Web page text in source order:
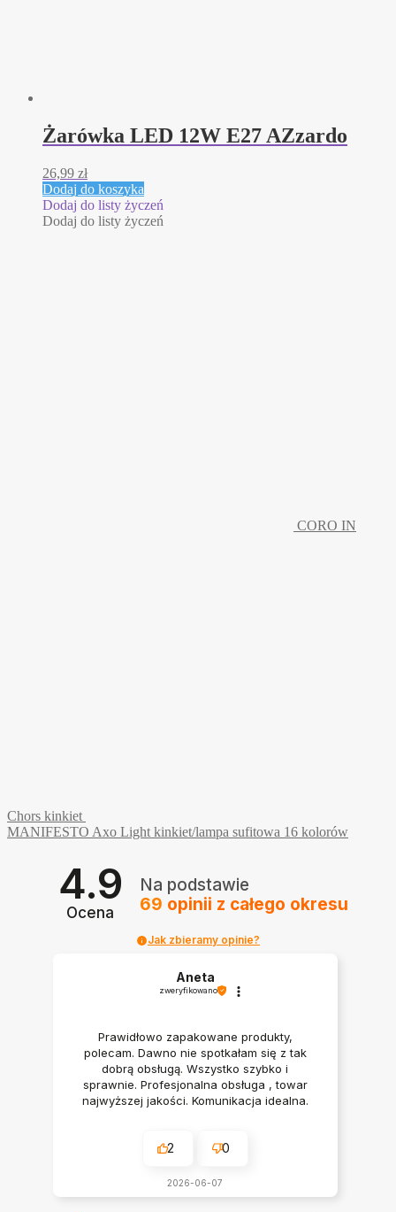
Żarówka LED 12W E27 AZzardo
26,99 zł
Dodaj do koszyka
Dodaj do listy życzeń
Dodaj do listy życzeń
CORO IN
Chors kinkiet
MANIFESTO Axo Light kinkiet/lampa sufitowa 16 kolorów
4.9
Ocena
Na podstawie
69 opinii z całego okresu
Jak zbieramy opinie?
Aneta
zweryfikowano
Prawidłowo zapakowane produkty,
polecam. Dawno nie spotkałam się z tak
dobrą obsługą. Wszystko szybko i
sprawnie. Profesjonalna obsługa , towar
najwyższej jakości. Komunikacja idealna.
2 0
2026-06-07